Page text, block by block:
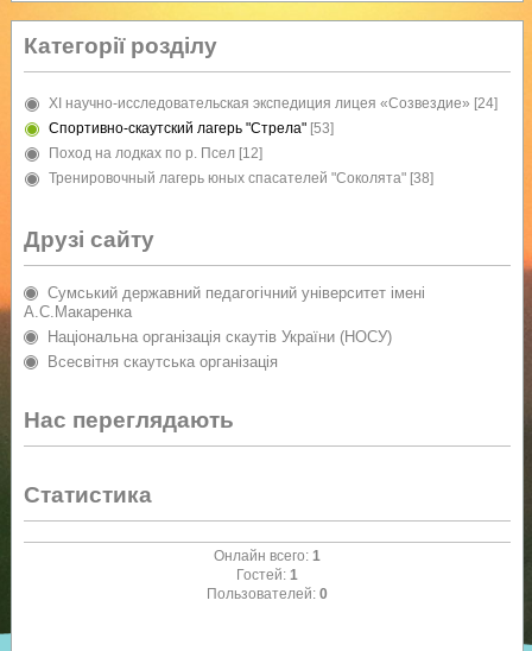
Категорії розділу
XI научно-исследовательская экспедиция лицея «Созвездие» [24]
Спортивно-скаутский лагерь "Стрела" [53]
Поход на лодках по р. Псел [12]
Тренировочный лагерь юных спасателей "Соколята" [38]
Друзі сайту
Сумський державний педагогічний університет імені
А.С.Макаренка
Національна організація скаутів України (НОСУ)
Всесвітня скаутська організація
Нас переглядають
Статистика
Онлайн всего: 1
Гостей: 1
Пользователей: 0